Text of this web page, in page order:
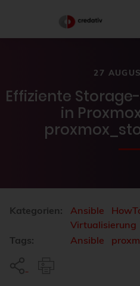
27
Effiziente
in
Kategorien: Ansible
Virtualisierung
Tags:
Ansible